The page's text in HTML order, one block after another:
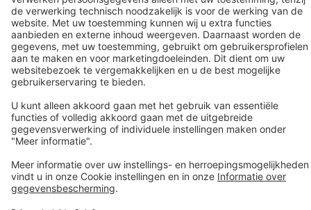
Dräger klantenservice
Over Dräger
Bestellen in onze webshop
Community